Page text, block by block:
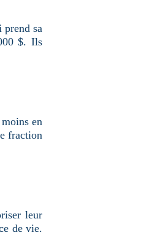
prend sa
$. Ils
en
fraction
leur
de vie.